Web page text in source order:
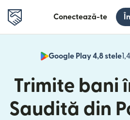
Conectează-te
Google Play 4,8 stele
Trimite bani
Saudită din